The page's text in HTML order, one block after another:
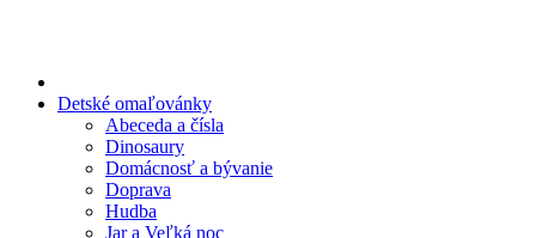
Detské omaľovánky
Abeceda a čísla
Dinosaury
Domácnosť a bývanie
Doprava
Hudba
Jar a Veľká noc